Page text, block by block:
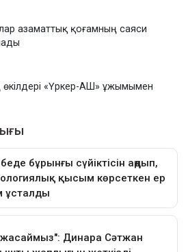
азаматтық қоғамның саяси
«Үркер-АШ» ұжымымен